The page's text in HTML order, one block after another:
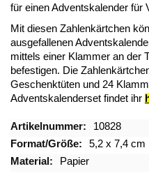
für einen Adventskalender für
Mit diesen Zahlenkärtchen
ausgefallenen
mittels einer Klammer an der
befestigen. Die
Geschenktüten und 24
Adventskalenderset findet ihr
Mehr
Informationen
10828
5,2 x 7,4 cm
Papier